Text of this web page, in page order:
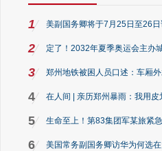
1 美副国务卿将于7月25日至26
2 定了！2032年夏季奥运会主办
3 郑州地铁被困人员口述：车厢
4 在人间 | 亲历郑州暴雨：我用皮
5 生命至上！第83集团军某旅紧
6 美国常务副国务卿访华为何选